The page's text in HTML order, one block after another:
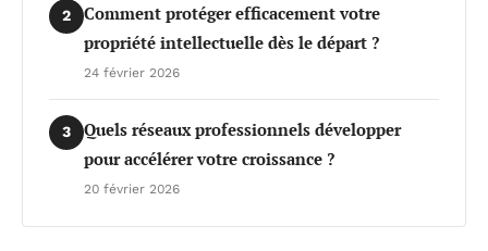
2
Comment protéger efficacement votre
propriété intellectuelle dès le départ ?
24 février 2026
3
Quels réseaux professionnels développer
pour accélérer votre croissance ?
20 février 2026